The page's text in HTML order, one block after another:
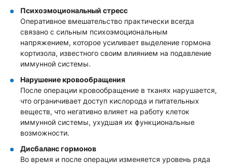
Психоэмоциональный стресс
Оперативное вмешательство практически всегда
связано с сильным психоэмоциональным
напряжением, которое усиливает выделение гормона
кортизола, известного своим влиянием на подавление
иммунной системы.
Нарушение кровообращения
После операции кровообращение в тканях нарушается,
что ограничивает доступ кислорода и питательных
веществ, что негативно влияет на работу клеток
иммунной системы, ухудшая их функциональные
возможности.
Дисбаланс гормонов
Во время и после операции изменяется уровень ряда